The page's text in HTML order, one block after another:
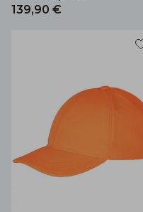
139,90 €